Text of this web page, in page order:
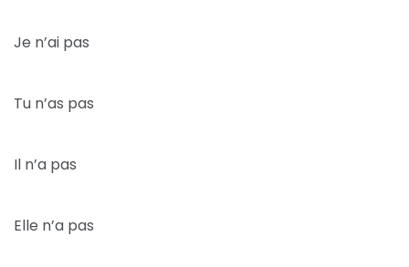
Je n’ai pas
Tu n’as pas
Il n’a pas
Elle n’a pas